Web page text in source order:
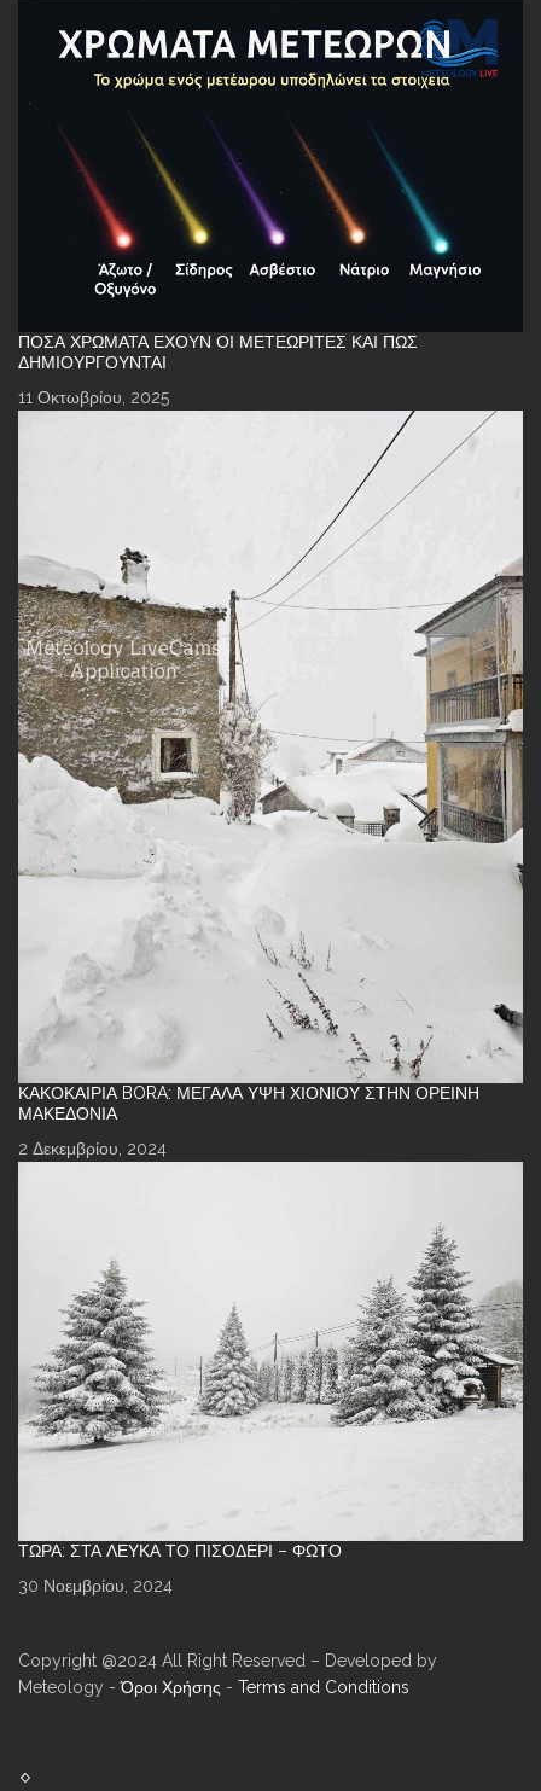
ΠΌΣΑ ΧΡΏΜΑΤΑ ΈΧΟΥΝ ΟΙ ΜΕΤΕΩΡΊΤΕΣ ΚΑΙ ΠΏΣ
ΔΗΜΙΟΥΡΓΟΎΝΤΑΙ
11 Οκτωβρίου, 2025
ΚΑΚΟΚΑΙΡΊΑ BORA: ΜΕΓΆΛΑ ΎΨΗ ΧΙΟΝΙΟΎ ΣΤΗΝ ΟΡΕΙΝΉ
ΜΑΚΕΔΟΝΊΑ
2 Δεκεμβρίου, 2024
ΤΏΡΑ: ΣΤΑ ΛΕΥΚΆ ΤΟ ΠΙΣΟΔΈΡΙ – ΦΩΤΌ
30 Νοεμβρίου, 2024
Copyright @2024 All Right Reserved – Developed by
Meteology -Όροι Χρήσης - Terms and Conditions